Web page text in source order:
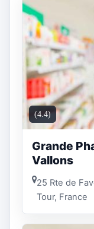
(4.4)
Grande
Vallons
25 Rte de
Tour, France